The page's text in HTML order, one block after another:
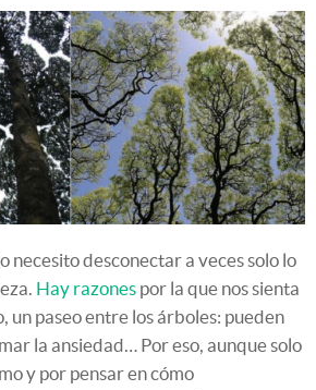
necesito desconectar a veces solo lo
Hay razones por la que nos sienta
un paseo entre los árboles: pueden
la ansiedad… Por eso, aunque solo
y por pensar en cómo